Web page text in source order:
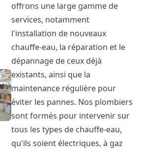
offrons une large gamme de
services, notamment
l'installation de nouveaux
chauffe-eau, la réparation et le
dépannage de ceux déjà
existants, ainsi que la
maintenance régulière pour
éviter les pannes. Nos plombiers
sont formés pour intervenir sur
tous les types de chauffe-eau,
qu'ils soient électriques, à gaz